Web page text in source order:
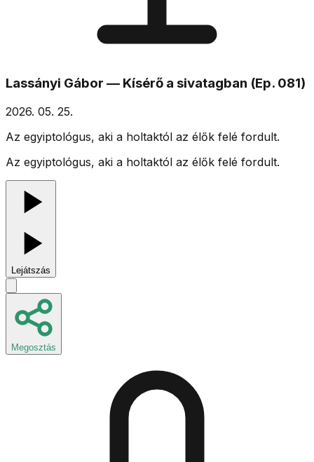
Lassányi Gábor — Kísérő a sivatagban (Ep. 081)
2026. 05. 25.
Az egyiptológus, aki a holtaktól az élők felé fordult.
Az egyiptológus, aki a holtaktól az élők felé fordult.
Lejátszás
Megosztás